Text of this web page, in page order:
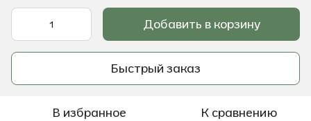
Добавить в корзину
Быстрый заказ
В избранное К сравнению